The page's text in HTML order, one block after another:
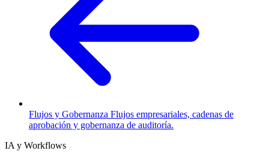
Flujos y Gobernanza Flujos empresariales, cadenas de
aprobación y gobernanza de auditoría.
IA y Workflows